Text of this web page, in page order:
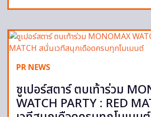
PR NEWS
ซูเปอร์สตาร์ ตบเท้าร่วม
WATCH PARTY : RED